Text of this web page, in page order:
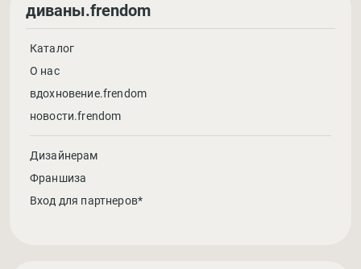
диваны.frendom
Каталог
О нас
вдохновение.frendom
новости.frendom
Дизайнерам
Франшиза
Вход для партнеров*